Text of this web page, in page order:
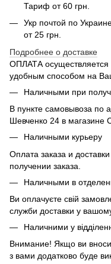
Тариф от 60 грн.
Укр почтой по
от 25 грн.
Подробнее о доставке
ОПЛАТА
удобным способом на
Наличными при
В пункте самовывоза по
Шевченко 24 в магазине
Наличными курьеру
Оплата заказа и
получении заказа.
Наличными в
Ви оплачуєте свій
служби доставки у вашому
Наличними у
Внимание! Якщо ви
з вами додатково буде